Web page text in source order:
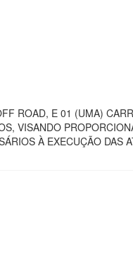
ROAD, E 01 (UMA)
VISANDO
À EXECUÇÃO DAS